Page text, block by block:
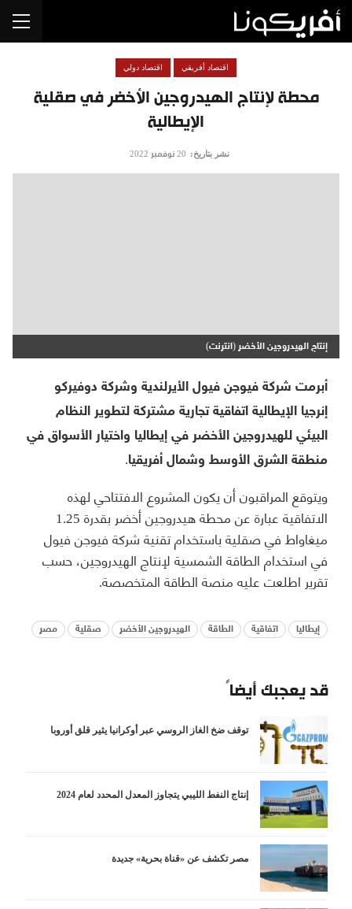
محطة لإنتاج الهيدروجين الأخضر في صقلية
الإيطالية
اقتصاد أفريقي اقتصاد دولي
نشر بتاريخ: 20 نوفمبر 2022
إنتاج الهيدروجين الأخضر (انترنت)
أبرمت شركة فيوجن فيول الأيرلندية وشركة دوفيركو
إنرجيا الإيطالية اتفاقية تجارية مشتركة لتطوير النظام
البيئي للهيدروجين الأخضر في إيطاليا واختيار الأسواق في
منطقة الشرق الأوسط وشمال أفريقيا.
ويتوقع المراقبون أن يكون المشروع الافتتاحي لهذه
الاتفاقية عبارة عن محطة هيدروجين أخضر بقدرة 1.25
ميغاواط في صقلية باستخدام تقنية شركة فيوجن فيول
في استخدام الطاقة الشمسية لإنتاج الهيدروجين، حسب
تقرير اطلعت عليه منصة الطاقة المتخصصة.
إيطاليا اتفاقية الطاقة الهيدروجين الأخضر صقلية مصر
قد يعجبك أيضاً
توقف ضخ الغاز الروسي عبر أوكرانيا يثير قلق أوروبا
إنتاج النفط الليبي يتجاوز المعدل المحدد لعام 2024
مصر تكشف عن «قناة بحرية» جديدة